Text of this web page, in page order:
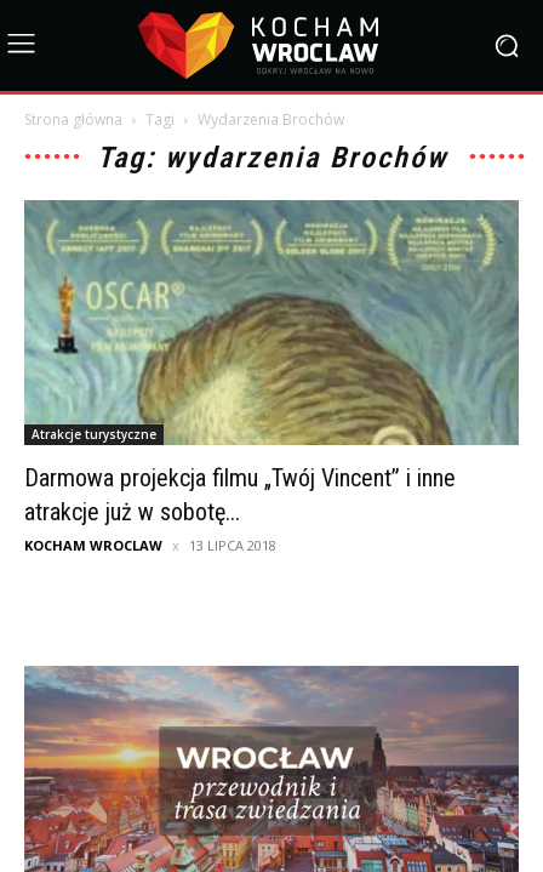
Strona główna Tagi Wydarzenia Brochów
Tag: wydarzenia Brochów
Atrakcje turystyczne
Darmowa projekcja filmu „Twój Vincent” i inne
atrakcje już w sobotę...
KOCHAM WROCLAW 13 LIPCA 2018